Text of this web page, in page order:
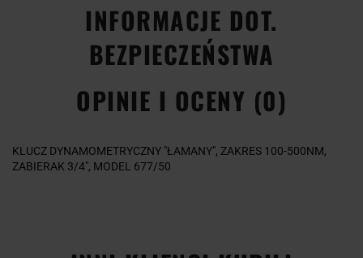
INFORMACJE DOT.
BEZPIECZEŃSTWA
OPINIE I OCENY (0)
KLUCZ DYNAMOMETRYCZNY "ŁAMANY", ZAKRES 100-500NM,
ZABIERAK 3/4", MODEL 677/50